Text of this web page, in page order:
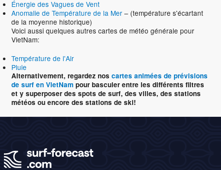
Énergie des Vagues de Vent
Anomalie de Température de la Mer – (température s'écartant
de la moyenne historique)
Voici aussi quelques autres cartes de météo générale pour
VietNam:
Température de l'Air
Pluie
Alternativement, regardez nos cartes animées de prévisions
de surf en VietNam pour basculer entre les différents filtres
et y superposer des spots de surf, des villes, des stations
météos ou encore des stations de ski!